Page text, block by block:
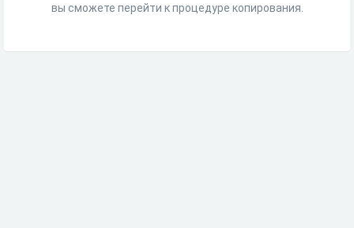
вы сможете перейти к процедуре копирования.